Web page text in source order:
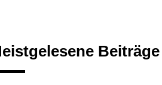
Beiträge